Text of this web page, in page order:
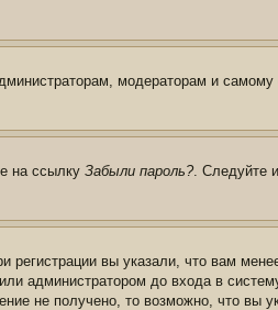
модераторам и
на ссылку Забыли пароль?. Следуйте
вы указали, что вам
администратором до входа в
не получено, то возможно, что вы